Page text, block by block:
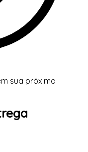
sua próxima